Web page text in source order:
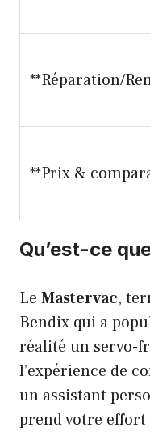
**Réparation/
**Prix &
Qu’est-ce
Le Mastervac,
Bendix qui a
réalité un servo-
l’expérience de
un assistant
prend votre